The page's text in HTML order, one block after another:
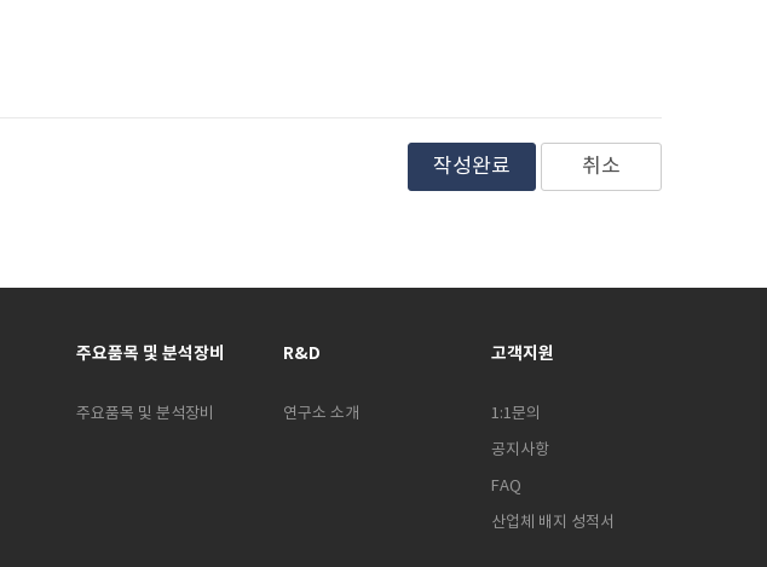
취소
주요품목 및 분석장비
주요품목 및 분석장비
R&D
연구소 소개
고객지원
1:1문의
공지사항
FAQ
산업체 배지 성적서